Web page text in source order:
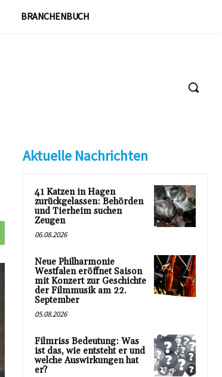
BRANCHENBUCH
Aktuelle Nachrichten
41 Katzen in Hagen
zurückgelassen: Behörden
und Tierheim suchen
Zeugen
06.08.2026
Neue Philharmonie
Westfalen eröffnet Saison
mit Konzert zur Geschichte
der Filmmusik am 22.
September
05.08.2026
Filmriss Bedeutung: Was
ist das, wie entsteht er und
welche Auswirkungen hat
er?